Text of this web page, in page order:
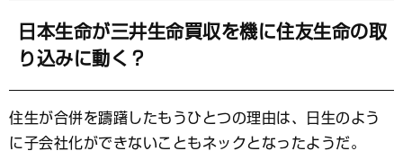
日本生命が三井生命買収を機に住友生命の取
り込みに動く？
住生が合併を躊躇したもうひとつの理由は、日生のよう
に子会社化ができないこともネックとなったようだ。